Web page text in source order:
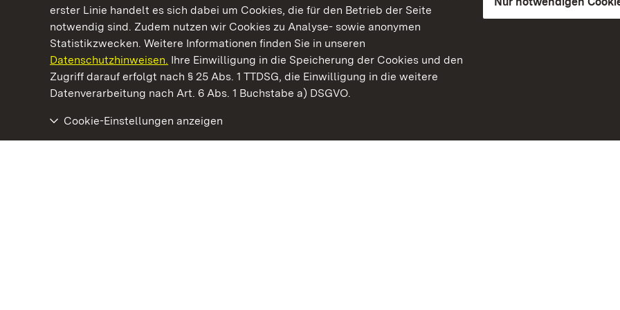
erster Linie handelt es sich dabei um Cookies, die für den Betrieb der Seite
notwendig sind. Zudem nutzen wir Cookies zu Analyse- sowie anonymen
Statistikzwecken. Weitere Informationen finden Sie in unseren
Datenschutzhinweisen. Ihre Einwilligung in die Speicherung der Cookies und den
Zugriff darauf erfolgt nach § 25 Abs. 1 TTDSG, die Einwilligung in die weitere
Datenverarbeitung nach Art. 6 Abs. 1 Buchstabe a) DSGVO.
Cookie-Einstellungen anzeigen
Kommen. Staunen. Genießen.